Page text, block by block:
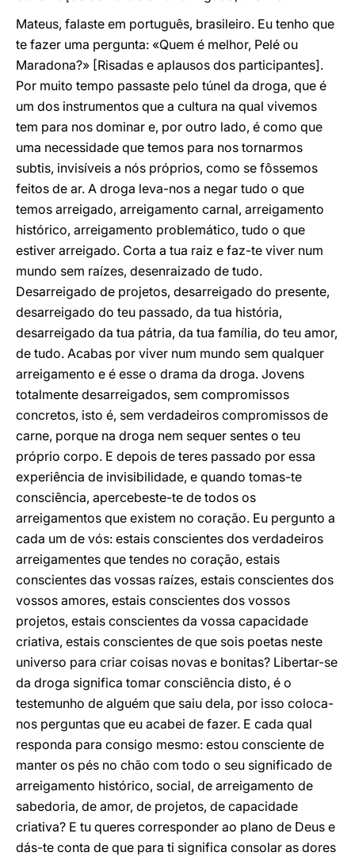
Mateus, falaste em português, brasileiro. Eu tenho que
te fazer uma pergunta: «Quem é melhor, Pelé ou
Maradona?» [Risadas e aplausos dos participantes].
Por muito tempo passaste pelo túnel da droga, que é
um dos instrumentos que a cultura na qual vivemos
tem para nos dominar e, por outro lado, é como que
uma necessidade que temos para nos tornarmos
subtis, invisíveis a nós próprios, como se fôssemos
feitos de ar. A droga leva-nos a negar tudo o que
temos arreigado, arreigamento carnal, arreigamento
histórico, arreigamento problemático, tudo o que
estiver arreigado. Corta a tua raiz e faz-te viver num
mundo sem raízes, desenraizado de tudo.
Desarreigado de projetos, desarreigado do presente,
desarreigado do teu passado, da tua história,
desarreigado da tua pátria, da tua família, do teu amor,
de tudo. Acabas por viver num mundo sem qualquer
arreigamento e é esse o drama da droga. Jovens
totalmente desarreigados, sem compromissos
concretos, isto é, sem verdadeiros compromissos de
carne, porque na droga nem sequer sentes o teu
próprio corpo. E depois de teres passado por essa
experiência de invisibilidade, e quando tomas-te
consciência, apercebeste-te de todos os
arreigamentos que existem no coração. Eu pergunto a
cada um de vós: estais conscientes dos verdadeiros
arreigamentes que tendes no coração, estais
conscientes das vossas raízes, estais conscientes dos
vossos amores, estais conscientes dos vossos
projetos, estais conscientes da vossa capacidade
criativa, estais conscientes de que sois poetas neste
universo para criar coisas novas e bonitas? Libertar-se
da droga significa tomar consciência disto, é o
testemunho de alguém que saiu dela, por isso coloca-
nos perguntas que eu acabei de fazer. E cada qual
responda para consigo mesmo: estou consciente de
manter os pés no chão com todo o seu significado de
arreigamento histórico, social, de arreigamento de
sabedoria, de amor, de projetos, de capacidade
criativa? E tu queres corresponder ao plano de Deus e
dás-te conta de que para ti significa consolar as dores